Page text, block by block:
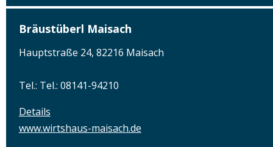
Bräustüberl Maisach
Hauptstraße 24, 82216 Maisach
Tel.: Tel.: 08141-94210
Details
www.wirtshaus-maisach.de